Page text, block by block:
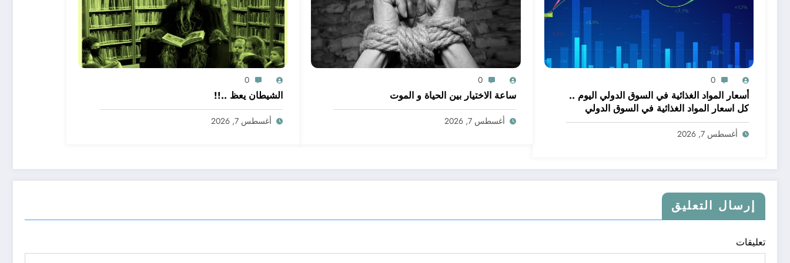
0
أسعار المواد الغذائية في السوق الدولي اليوم ..
كل اسعار المواد الغذائية في السوق الدولي
اليوم طبقا للبورصات العالمية
أغسطس 7, 2026
0
ساعة الاختيار بين الحياة و الموت
أغسطس 7, 2026
0
الشيطان يعظ ..!!
أغسطس 7, 2026
إرسال التعليق
تعليقات